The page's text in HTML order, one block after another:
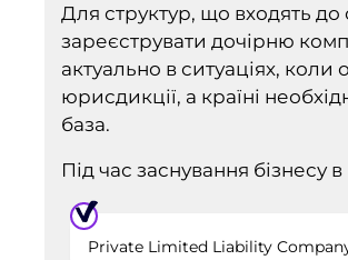
Для структур, що входять до
зареєструвати дочірню
актуально в ситуаціях,
юрисдикції, а країні
база.
Під час заснування бізнесу
Private Limited Liability